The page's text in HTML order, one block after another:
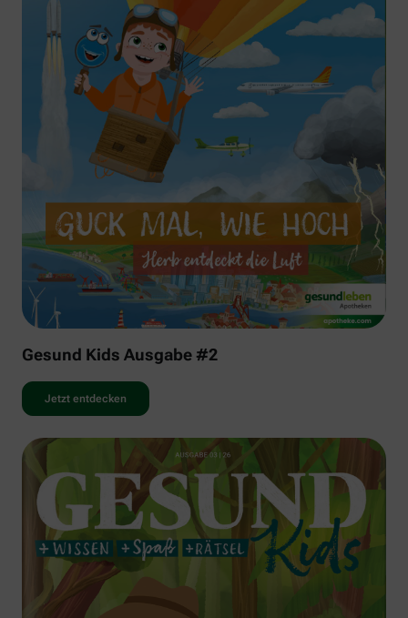
Gesund Kids Ausgabe #2
Jetzt entdecken